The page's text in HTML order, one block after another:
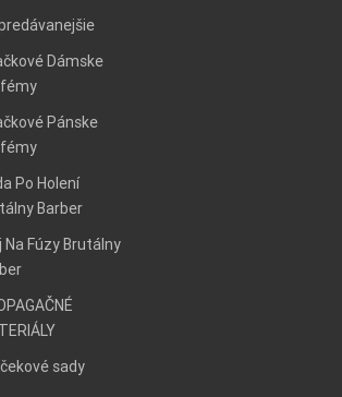
Dámske
Pánske
Po Holení
Barber
Na Fúzy Brutálny
sady